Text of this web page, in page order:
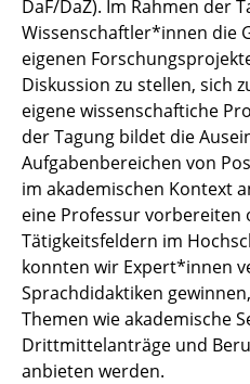
DaF/DaZ). Im Rahmen der
Wissenschaftler*innen die
eigenen
Diskussion zu stellen, sich
eigene wissenschaftiche
der Tagung bildet die
Aufgabenbereichen von
im akademischen Kontext
eine Professur vorbereiten
Tätigkeitsfeldern im
konnten wir Expert*innen
Sprachdidaktiken
Themen wie akademische
Drittmittelanträge und
anbieten werden.